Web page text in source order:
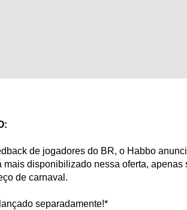
de jogadores do BR, o Habbo
mais disponibilizado nessa oferta, apenas
de carnaval.
separadamente!*